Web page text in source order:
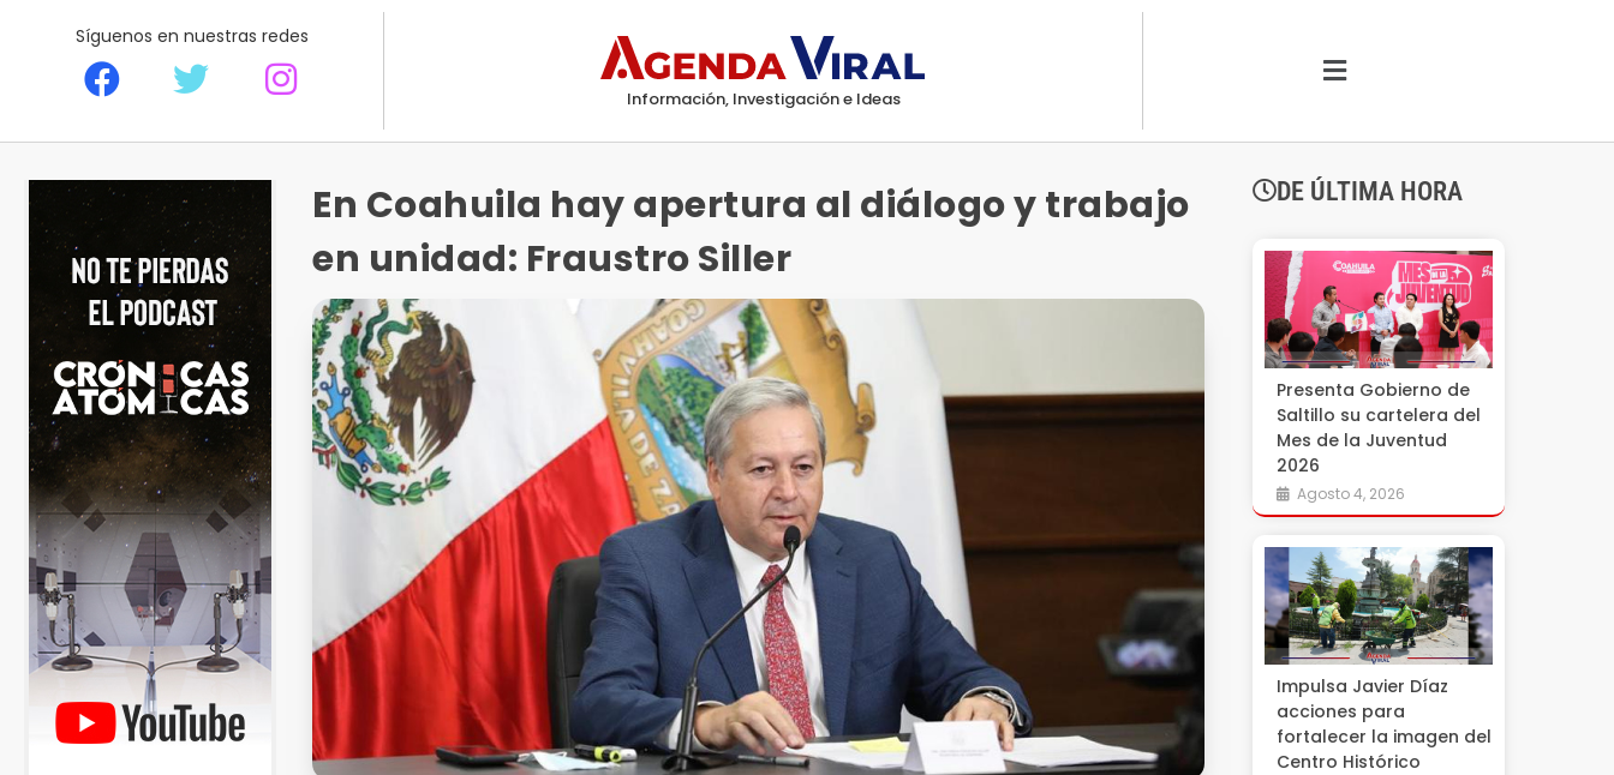
Síguenos en nuestras redes
Información, Investigación e Ideas
En Coahuila hay apertura al diálogo y trabajo
en unidad: Fraustro Siller
DE ÚLTIMA HORA
Presenta Gobierno de
Saltillo su cartelera del
Mes de la Juventud
2026
Agosto 4, 2026
Impulsa Javier Díaz
acciones para
fortalecer la imagen del
Centro Histórico